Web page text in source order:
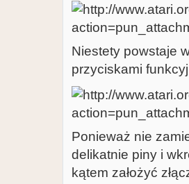
Niestety powstaje
przyciskami
Ponieważ nie
delikatnie piny i
kątem założyć